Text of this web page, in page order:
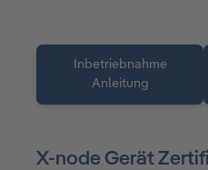
Inbetriebnahme
Anleitung
X-node Gerät